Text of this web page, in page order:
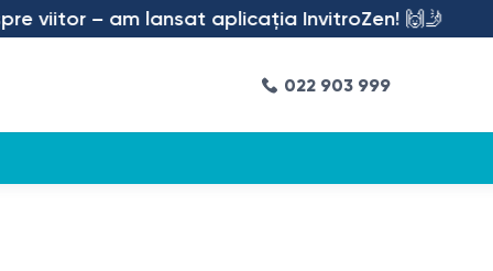
viitor – am lansat aplicația InvitroZen! 🙌🤳
022 903 999